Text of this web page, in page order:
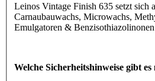
Leinos Vintage Finish 635 setzt sich
Carnaubauwachs, Microwachs,
Emulgatoren & Benzisothiazolinonen
Welche Sicherheitshinweise gibt es